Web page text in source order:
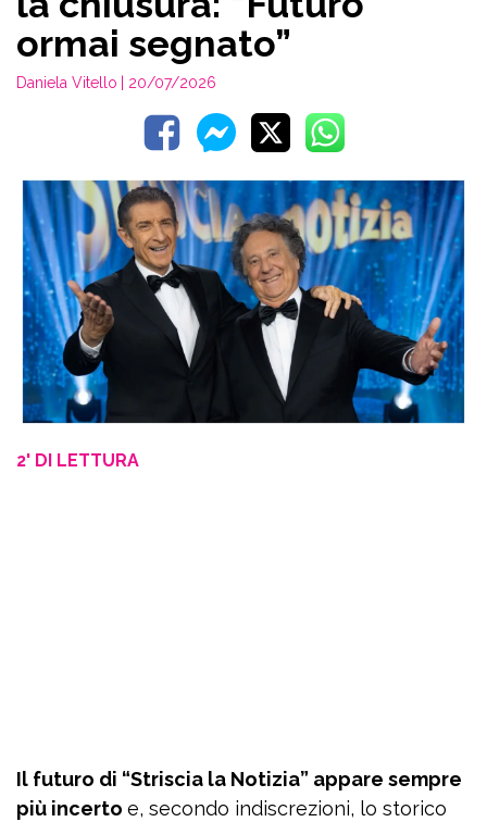
ormai segnato”
Daniela Vitello | 20/07/2026
2' DI LETTURA
Il futuro di “Striscia la Notizia” appare sempre
più incerto e, secondo indiscrezioni, lo storico